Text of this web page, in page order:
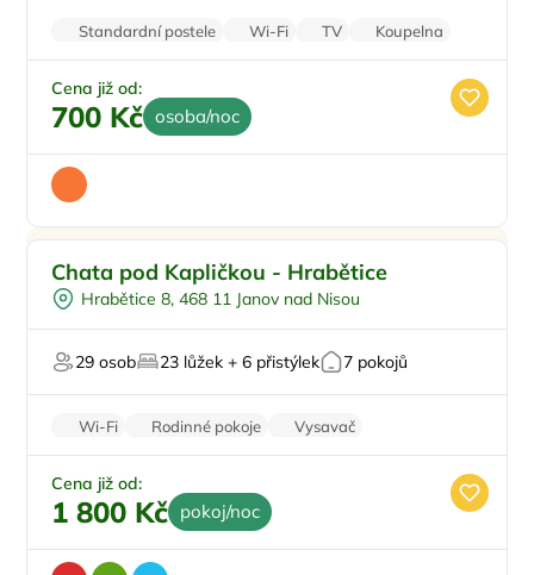
Standardní postele Wi-Fi TV
Koupelna
Minibar
Cena již od:
700 Kč osoba/noc
Venkovní bazén
Wellness procedury
U lyžařského střediska
Chata pod Kapličkou - Hrabětice
Hrabětice 8, 468 11 Janov nad Nisou
29 osob 23 lůžek + 6 přistýlek 7 pokojů
Wi-Fi Rodinné pokoje
Vysavač
Kamerový systém
Zatemňující žaluzie
Cena již od:
1 800 Kč pokoj/noc